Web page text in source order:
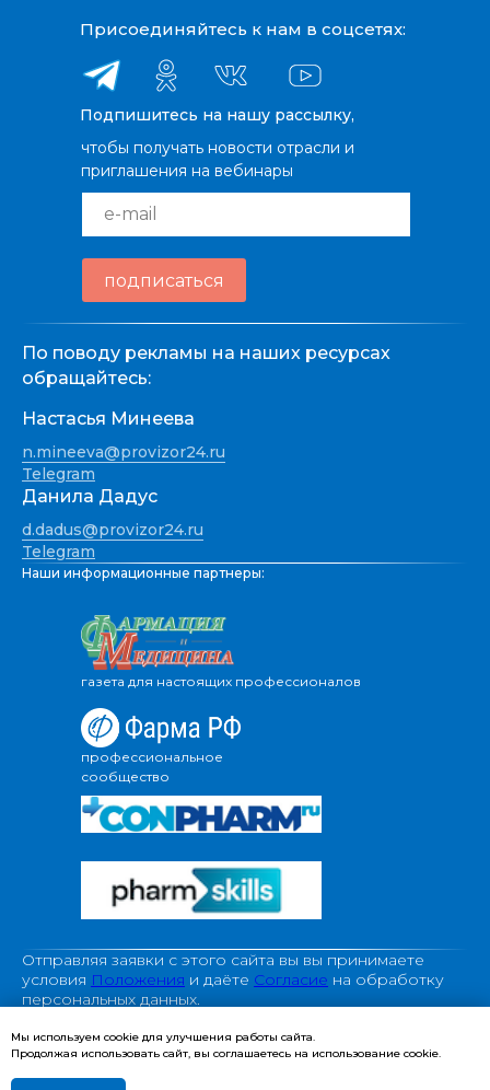
e-mail
подписаться
Подпишитесь на нашу рассылку,
чтобы получать новости отрасли и
приглашения на вебинары
Присоединяйтесь к нам в соцсетях:
По поводу рекламы на наших ресурсах
обращайтесь:
Настасья Минеева
n.mineeva@provizor24.ru
Telegram
Данила Дадус
d.dadus@provizor24.ru
Telegram
Наши информационные партнеры:
газета для настоящих профессионалов
профессиональное
сообщество
Отправляя заявки с этого сайта вы вы принимаете
условия Положения и даёте Согласие на обработку
персональных данных.
обработки персональных данных можно ознакомиться
>>ЗДЕСЬ<<
Информация, указанная на сайте, не является
Мы используем cookie для улучшения работы сайта.
Продолжая использовать сайт, вы соглашаетесь на использование cookie.